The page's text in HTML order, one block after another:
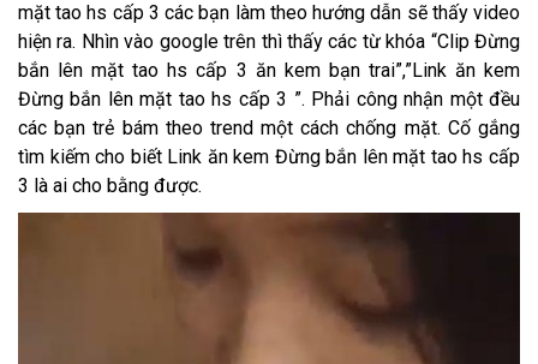
mặt tao hs cấp 3 các bạn làm theo hướng dẫn sẽ thấy video
hiện ra. Nhìn vào google trên thì thấy các từ khóa “Clip Đừng
bắn lên mặt tao hs cấp 3 ăn kem bạn trai”,”Link ăn kem
Đừng bắn lên mặt tao hs cấp 3 ”. Phải công nhận một đều
các bạn trẻ bám theo trend một cách chống mặt. Cố gắng
tìm kiếm cho biết Link ăn kem Đừng bắn lên mặt tao hs cấp
3 là ai cho bằng được.